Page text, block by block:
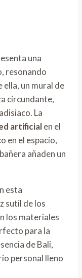
una
resonando
un mural de
circundante,
La
artificialen el
en el espacio,
añaden un
esta
sutil de los
los materiales
para la
de Bali,
personal lleno